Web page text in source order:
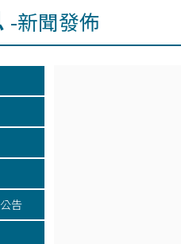
-新聞發佈
告